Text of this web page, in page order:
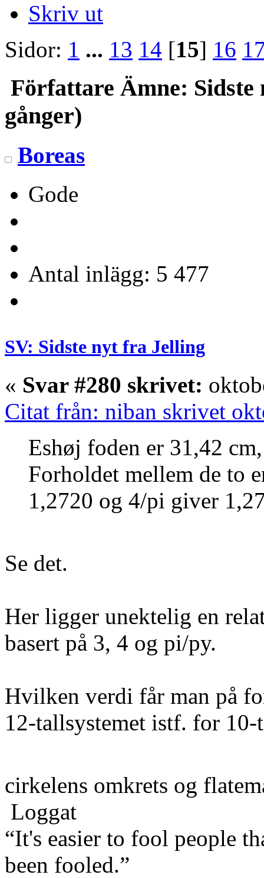
Skriv ut
Sidor: 1 ... 13 14 [15] 16
Författare Ämne:
gånger)
Boreas
Gode
Antal inlägg: 5 477
SV: Sidste nyt fra Jelling
« Svar #280 skrivet:
Citat från: niban skrivet
Eshøj foden er 31,42
Forholdet mellem de to
1,2720 og 4/pi giver
Se det.
Her ligger unektelig en
basert på 3, 4 og pi/py.
Hvilken verdi får man på
12-tallsystemet istf. for 10-
cirkelens omkrets og
Loggat
“It's easier to fool people
been fooled.”